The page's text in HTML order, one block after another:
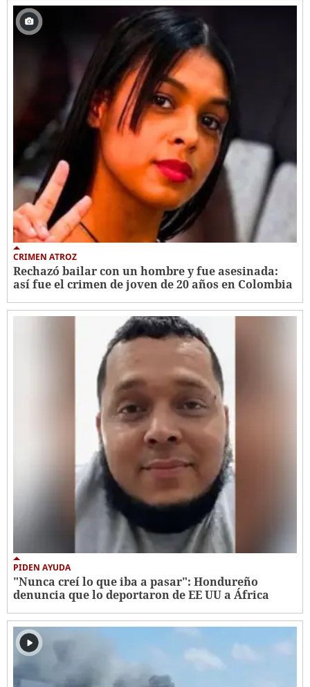
CRIMEN ATROZ
Rechazó bailar con un hombre y fue asesinada:
así fue el crimen de joven de 20 años en Colombia
PIDEN AYUDA
"Nunca creí lo que iba a pasar": Hondureño
denuncia que lo deportaron de EE UU a África